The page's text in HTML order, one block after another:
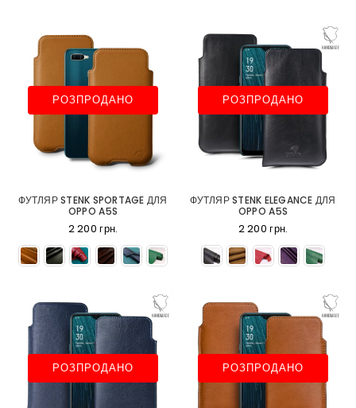
РОЗПРОДАНО
ФУТЛЯР STENK SPORTAGE ДЛЯ
OPPO A5S
2 200 грн.
РОЗПРОДАНО
ФУТЛЯР STENK ELEGANCE ДЛЯ
OPPO A5S
2 200 грн.
РОЗПРОДАНО РОЗПРОДАНО